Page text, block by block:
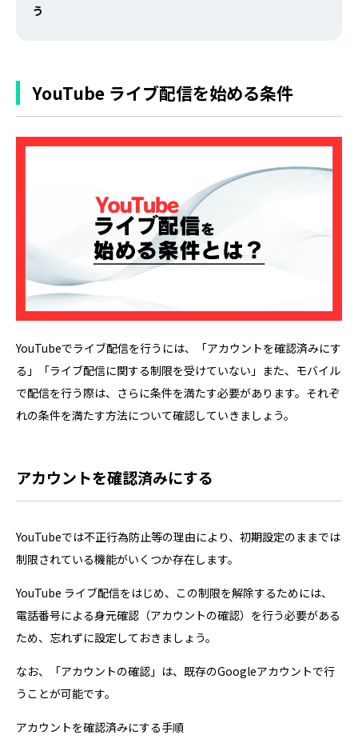
う
YouTube ライブ配信を始める条件
YouTubeでライブ配信を行うには、「アカウントを確認済みにす
る」「ライブ配信に関する制限を受けていない」また、モバイル
で配信を行う際は、さらに条件を満たす必要があります。それぞ
れの条件を満たす方法について確認していきましょう。
アカウントを確認済みにする
YouTubeでは不正行為防止等の理由により、初期設定のままでは
制限されている機能がいくつか存在します。
YouTube ライブ配信をはじめ、この制限を解除するためには、
電話番号による身元確認（アカウントの確認）を行う必要がある
ため、忘れずに設定しておきましょう。
なお、「アカウントの確認」は、既存のGoogleアカウントで行
うことが可能です。
アカウントを確認済みにする手順